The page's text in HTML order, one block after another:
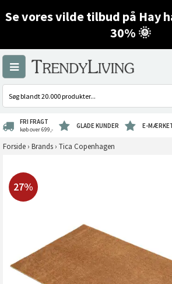
Se vores vilde tilbud på Hay
30% 🌞
FRI FRAGT
køb over 699,- GLADE KUNDER E-
Forside › Brands › Tica Copenhagen
27%